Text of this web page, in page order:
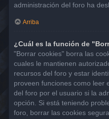
administración del foro ha
Arriba
¿Cuál es la función de
"Borrar cookies" borra las
cuales le mantienen
recursos del foro y estar
proveen funciones como leer
del foro por el usuario si la
opción. Si está teniendo
foro, borrar las cookies